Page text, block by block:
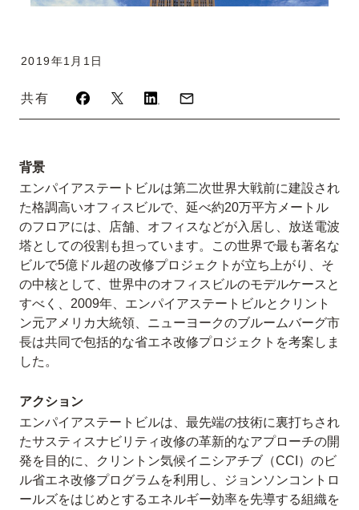
2019年1月1日
共有
背景
エンパイアステートビルは第二次世界大戦前に建設され
た格調高いオフィスビルで、延べ約20万平方メートル
のフロアには、店舗、オフィスなどが入居し、放送電波
塔としての役割も担っています。この世界で最も著名な
ビルで5億ドル超の改修プロジェクトが立ち上がり、そ
の中核として、世界中のオフィスビルのモデルケースと
すべく、2009年、エンパイアステートビルとクリント
ン元アメリカ大統領、ニューヨークのブルームバーグ市
長は共同で包括的な省エネ改修プロジェクトを考案しま
した。
アクション
エンパイアステートビルは、最先端の技術に裏打ちされ
たサスティスナビリティ改修の革新的なアプローチの開
発を目的に、クリントン気候イニシアチブ（CCI）のビ
ル省エネ改修プログラムを利用し、ジョンソンコントロ
ールズをはじめとするエネルギー効率を先導する組織を